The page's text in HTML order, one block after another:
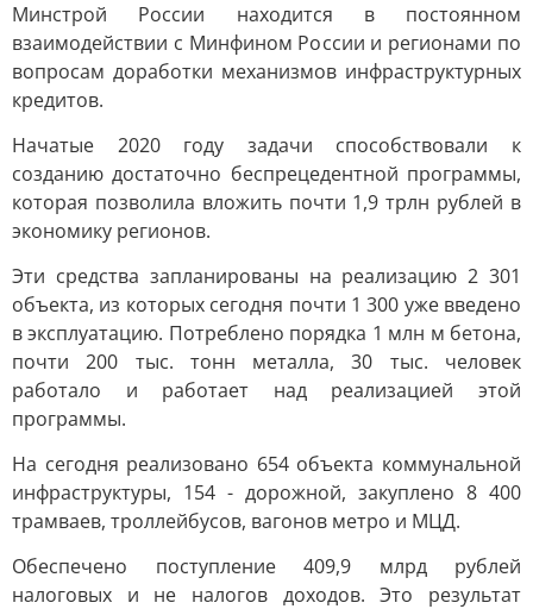
Минстрой России находится в постоянном
взаимодействии с Минфином России и регионами по
вопросам доработки механизмов инфраструктурных
кредитов.
Начатые 2020 году задачи способствовали к
созданию достаточно беспрецедентной программы,
которая позволила вложить почти 1,9 трлн рублей в
экономику регионов.
Эти средства запланированы на реализацию 2 301
объекта, из которых сегодня почти 1 300 уже введено
в эксплуатацию. Потреблено порядка 1 млн м бетона,
почти 200 тыс. тонн металла, 30 тыс. человек
работало и работает над реализацией этой
программы.
На сегодня реализовано 654 объекта коммунальной
инфраструктуры, 154 - дорожной, закуплено 8 400
трамваев, троллейбусов, вагонов метро и МЦД.
Обеспечено поступление 409,9 млрд рублей
налоговых и не налогов доходов. Это результат